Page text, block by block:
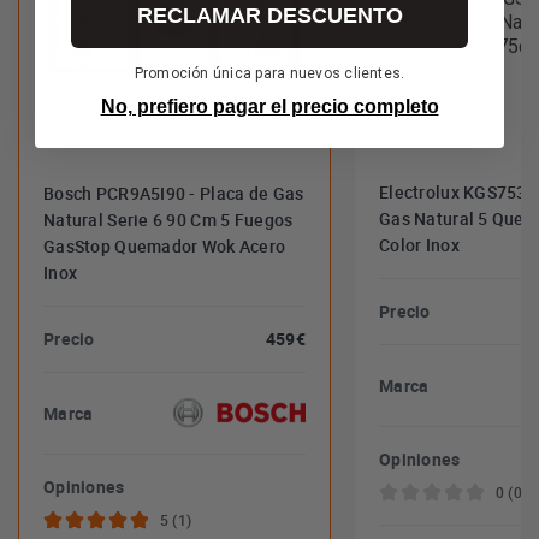
Bosch PCR9A5I90 - Placa de Gas
Natural Serie 6 90 Cm 5 Fuegos
GasStop Quemador Wok Acero
Inox
Precio 459€
Marca
Opiniones
5 (1)
Electrolux
Gas Natural 5
Color Inox
Precio
Marca
Opiniones
0 (0)
RECLAMAR DESCUENTO
Promoción única para nuevos clientes.
No, prefiero pagar el precio completo